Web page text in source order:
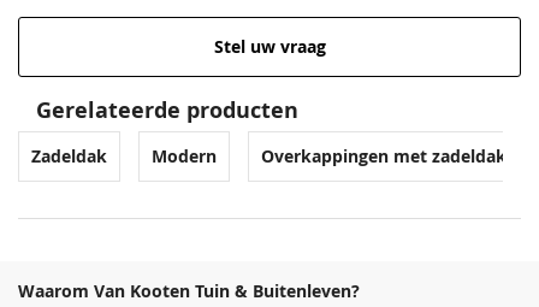
Stel uw vraag
Gerelateerde producten
Zadeldak Modern Overkappingen met zadeldak
Waarom Van Kooten Tuin & Buitenleven?